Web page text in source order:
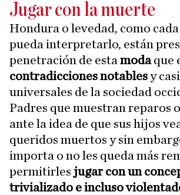
Jugar con la muerte
Hondura o levedad, como
pueda interpretarlo, están
penetración de esta modaque
contradicciones notablesy
universales de la sociedad
Padres que muestran reparos
ante la idea de que sus hijos
queridos muertos y sin
importa o no les queda más
permitirles jugar con un
trivializado e incluso